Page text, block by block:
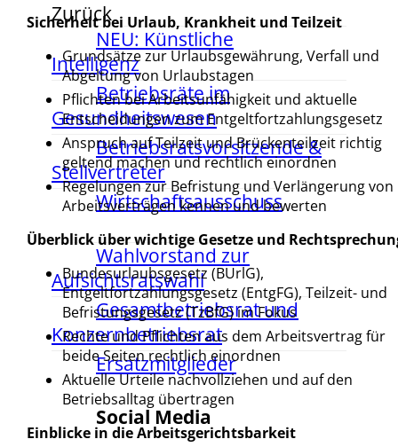
Zurück
NEU: Künstliche
Intelligenz
Betriebsräte im
Gesundheitswesen
Betriebsratsvorsitzende &
Stellvertreter
Wirtschaftsausschuss
Wahlvorstand zur
Aufsichtsratswahl
Gesamtbetriebsrat und
Konzernbetriebsrat
Ersatzmitglieder
Social Media
Sicherheit bei Urlaub, Krankheit und Teilzeit
Grundsätze zur Urlaubsgewährung, Verfall und
Abgeltung von Urlaubstagen
Pflichten bei Arbeitsunfähigkeit und aktuelle
Entscheidungen zum Entgeltfortzahlungsgesetz
Anspruch auf Teilzeit und Brückenteilzeit richtig
geltend machen und rechtlich einordnen
Regelungen zur Befristung und Verlängerung von
Arbeitsverträgen kennen und bewerten
Überblick über wichtige Gesetze und
Bundesurlaubsgesetz (BUrlG),
Entgeltfortzahlungsgesetz (EntgFG), Teilzeit- und
Befristungsgesetz (TzBfG) im Fokus
Rechte und Pflichten aus dem Arbeitsvertrag für
beide Seiten rechtlich einordnen
Aktuelle Urteile nachvollziehen und auf den
Betriebsalltag übertragen
Einblicke in die Arbeitsgerichtsbarkeit